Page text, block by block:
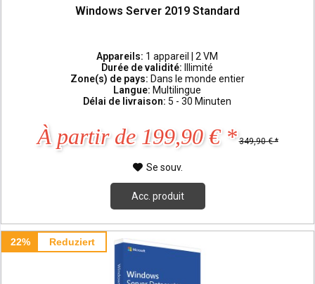
Windows Server 2019 Standard
Appareils: 1 appareil | 2 VM
Durée de validité:
Illimité
Zone(s) de pays: Dans le monde entier
Langue: Multilingue
Délai de livraison: 5 - 30 Minuten
À partir de 199,90 € * 349,90 € *
Se souv.
Acc. produit
22% Reduziert